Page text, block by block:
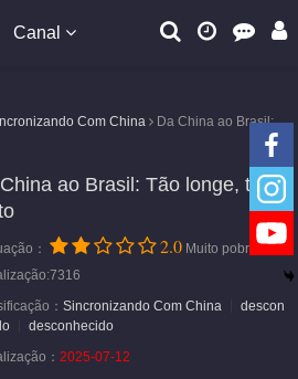
Canal
Com China
Da China ao Brasil:
ao Brasil: Tão longe, tão
： 2.0 Muito pobre
： Sincronizando Com China
descon
desconhecido
： 2025-07-12